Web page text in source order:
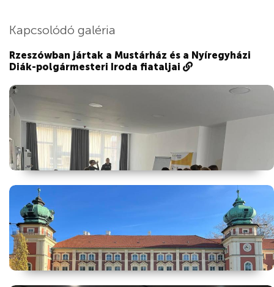
Kapcsolódó galéria
Rzeszówban jártak a Mustárház és a Nyíregyházi
Diák-polgármesteri Iroda fiataljai